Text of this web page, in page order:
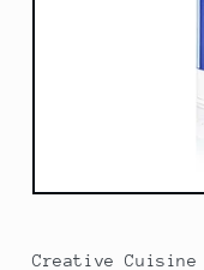
Medien
Modal
Creative Cuisine